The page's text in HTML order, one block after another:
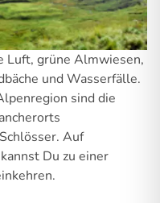
Luft, grüne Almwiesen,
und Wasserfälle.
sind die
Auf
Du zu einer